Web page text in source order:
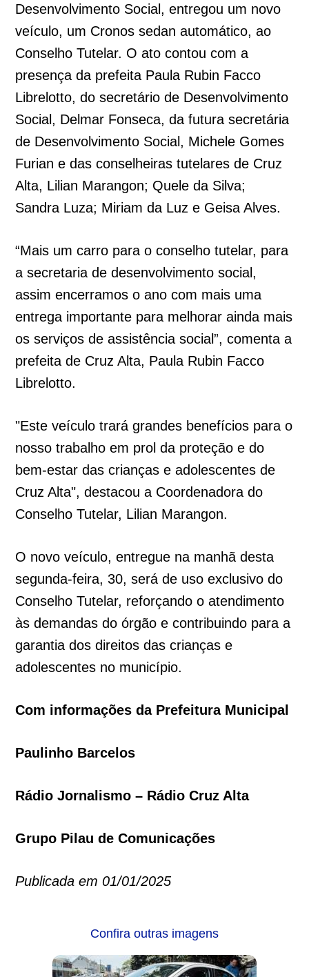
Desenvolvimento Social, entregou um novo
veículo, um Cronos sedan automático, ao
Conselho Tutelar. O ato contou com a
presença da prefeita Paula Rubin Facco
Librelotto, do secretário de Desenvolvimento
Social, Delmar Fonseca, da futura secretária
de Desenvolvimento Social, Michele Gomes
Furian e das conselheiras tutelares de Cruz
Alta, Lilian Marangon; Quele da Silva;
Sandra Luza; Miriam da Luz e Geisa Alves.
“Mais um carro para o conselho tutelar, para
a secretaria de desenvolvimento social,
assim encerramos o ano com mais uma
entrega importante para melhorar ainda mais
os serviços de assistência social”, comenta a
prefeita de Cruz Alta, Paula Rubin Facco
Librelotto.
"Este veículo trará grandes benefícios para o
nosso trabalho em prol da proteção e do
bem-estar das crianças e adolescentes de
Cruz Alta", destacou a Coordenadora do
Conselho Tutelar, Lilian Marangon.
O novo veículo, entregue na manhã desta
segunda-feira, 30, será de uso exclusivo do
Conselho Tutelar, reforçando o atendimento
às demandas do órgão e contribuindo para a
garantia dos direitos das crianças e
adolescentes no município.
Com informações da Prefeitura Municipal
Paulinho Barcelos
Rádio Jornalismo – Rádio Cruz Alta
Grupo Pilau de Comunicações
Publicada em 01/01/2025
Confira outras imagens